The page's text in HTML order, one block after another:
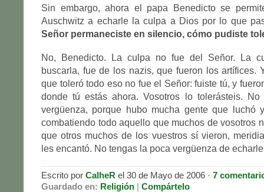
Sin embargo, ahora el papa Benedicto se
Auschwitz a echarle la culpa a Dios por lo que
Señor permaneciste en silencio, cómo pudiste
No, Benedicto. La culpa no fue del Señor. La
buscarla, fue de los nazis, que fueron los artífices.
que toleró todo eso no fue el Señor: fuiste tú, y
donde tú estás ahora. Vosotros lo tolerásteis.
vergüenza, porque hubo mucha gente que luchó
combatiendo todo aquello que muchos de vosotros
que otros muchos de los vuestros sí vieron,
les encantó. No tengas la poca vergüenza de
Escrito por CalheR el 30 de Mayo de 2006 · 7
Guardado en: Religión | Compártelo